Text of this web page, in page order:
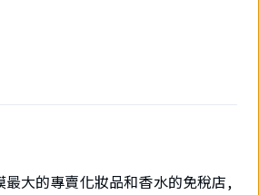
最大的專賣化妝品和香水的免稅店,